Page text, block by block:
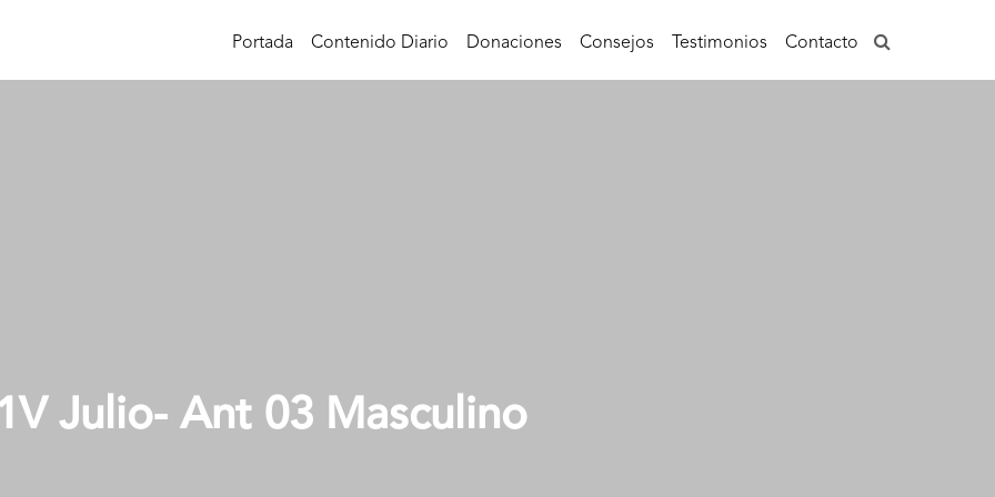
Portada Contenido Diario Donaciones Consejos Testimonios Contacto
Julio- Ant 03 Masculino